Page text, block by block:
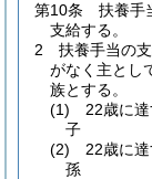
第10条
扶養手
支給する。
2
扶養手当の
がなく主とし
族とする。
(1)
22歳に
子
(2)
22歳に
孫